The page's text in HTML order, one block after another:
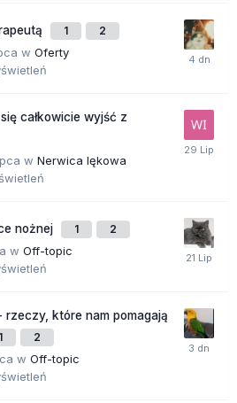
1 2
w Oferty
całkowicie wyjść z
w Nerwica lękowa
nożnej 1 2
w Off-topic
rzeczy, które nam pomagają
1 2
w Off-topic